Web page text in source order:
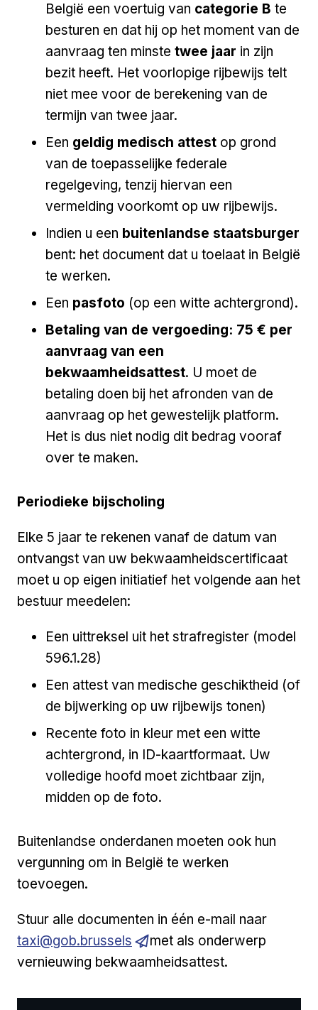
België een voertuig van categorie B te
besturen en dat hij op het moment van de
aanvraag ten minste twee jaar in zijn
bezit heeft. Het voorlopige rijbewijs telt
niet mee voor de berekening van de
termijn van twee jaar.
Een geldig medisch attest op grond
van de toepasselijke federale
regelgeving, tenzij hiervan een
vermelding voorkomt op uw rijbewijs.
Indien u een buitenlandse staatsburger
bent: het document dat u toelaat in België
te werken.
Een pasfoto (op een witte achtergrond).
Betaling van de vergoeding: 75 € per
aanvraag van een
bekwaamheidsattest. U moet de
betaling doen bij het afronden van de
aanvraag op het gewestelijk platform.
Het is dus niet nodig dit bedrag vooraf
over te maken.
Periodieke bijscholing
Elke 5 jaar te rekenen vanaf de datum van
ontvangst van uw bekwaamheidscertificaat
moet u op eigen initiatief het volgende aan het
bestuur meedelen:
Een uittreksel uit het strafregister (model
596.1.28)
Een attest van medische geschiktheid (of
de bijwerking op uw rijbewijs tonen)
Recente foto in kleur met een witte
achtergrond, in ID-kaartformaat. Uw
volledige hoofd moet zichtbaar zijn,
midden op de foto.
Buitenlandse onderdanen moeten ook hun
vergunning om in België te werken
toevoegen.
Stuur alle documenten in één e-mail naarOpen a
taxi@gob.brussels
met als onderwerp
vernieuwing bekwaamheidsattest.